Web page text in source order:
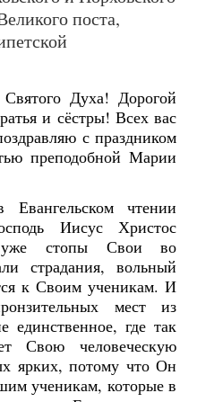
поста,
Духа! Дорогой
и сёстры! Всех вас
с праздником
преподобной Марии
чтении
Иисус Христос
уже стопы Свои во
страдания, вольный
к Своим ученикам. И
мест из
единственное, где так
Свою человеческую
ярких, потому что Он
ученикам, которые в